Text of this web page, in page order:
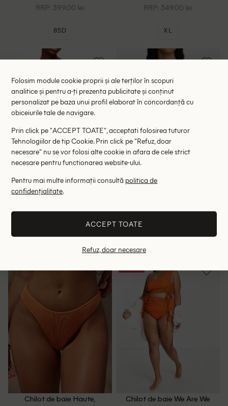
RRP: 399.00 lei
85D
RRP: 349.00 lei
XL
Sutien de baie Passionata by
70E 70D 75E
Chilot de baie Haute,
Chilot de baie We Are We
Folosim module cookie proprii și ale terților în scopuri
analitice și pentru a-ți prezenta publicitate și conținut
personalizat pe baza unui profil elaborat în concordanță cu
obiceiurile tale de navigare.
Prin click pe "ACCEPT TOATE", acceptati folosirea tuturor
Tehnologiilor de tip Cookie. Prin click pe "Refuz, doar
necesare" nu se vor folosi alte cookie in afara de cele strict
necesare pentru functionarea website-ului.
Pentru mai multe informații consultă politica de
confidențialitate.
ACCEPT TOATE
Refuz, doar necesare